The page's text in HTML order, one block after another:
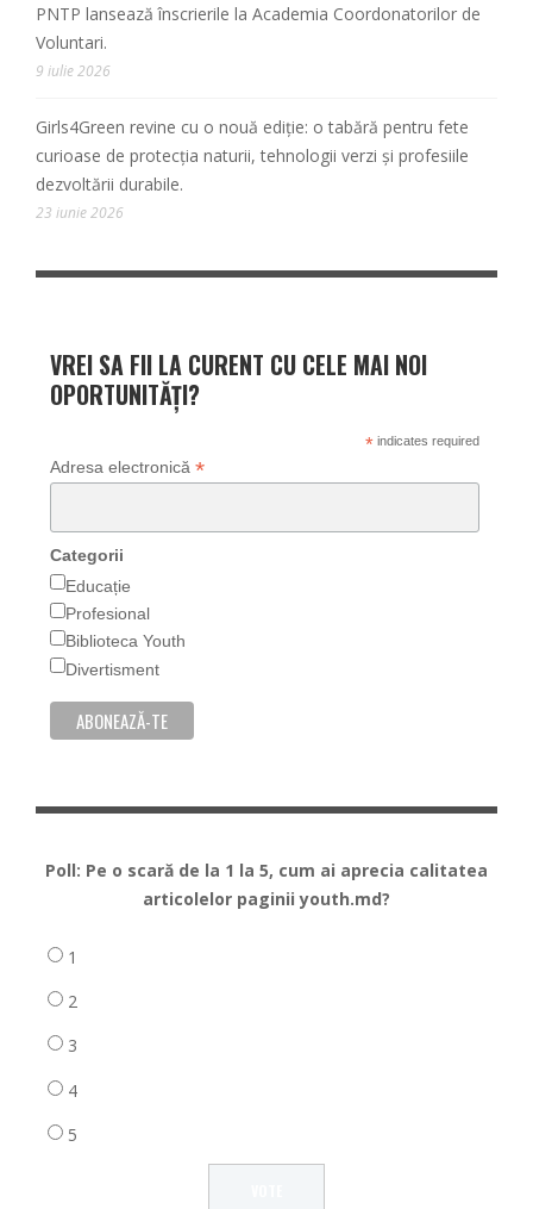
PNTP lansează înscrierile la Academia Coordonatorilor de
Voluntari.
9 iulie 2026
Girls4Green revine cu o nouă ediție: o tabără pentru fete
curioase de protecția naturii, tehnologii verzi și profesiile
dezvoltării durabile.
23 iunie 2026
VREI SA FII LA CURENT CU CELE MAI NOI
OPORTUNITĂȚI?
*indicates required
Adresa electronică *
Categorii
Educație
Profesional
Biblioteca Youth
Divertisment
Poll: Pe o scară de la 1 la 5, cum ai aprecia calitatea
articolelor paginii youth.md?
1
2
3
4
5